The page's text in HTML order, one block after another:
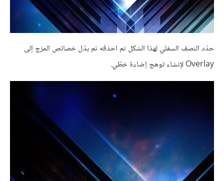
حدّد النصف السفلي لهذا الشكل ثم احذفه ثم بدّل خصائص المزج إلى
Overlay لإنشاء توهج إضاءة خطّي.